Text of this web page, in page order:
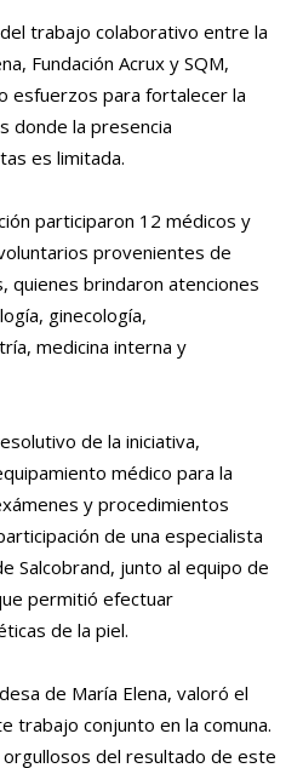
trabajo colaborativo entre la
Fundación Acrux y SQM,
esfuerzos para fortalecer la
donde la presencia
es limitada.
participaron 12 médicos y
provenientes de
quienes brindaron atenciones
ginecología,
medicina interna y
de la iniciativa,
médico para la
y procedimientos
de una especialista
Salcobrand, junto al equipo de
permitió efectuar
de la piel.
de María Elena, valoró el
trabajo conjunto en la comuna.
del resultado de este